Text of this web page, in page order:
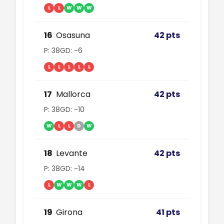
L L W W W
16 Osasuna 42 pts
P: 38GD: -6
L L L L L
17 Mallorca 42 pts
P: 38GD: -10
W L L D W
18 Levante 42 pts
P: 38GD: -14
L W W W L
19 Girona 41 pts